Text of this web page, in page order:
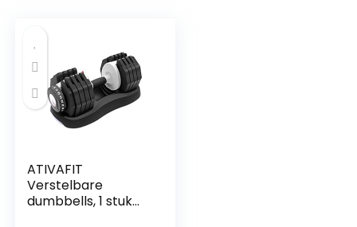
ATIVAFIT
Verstelbare
dumbbells, 1 stuk